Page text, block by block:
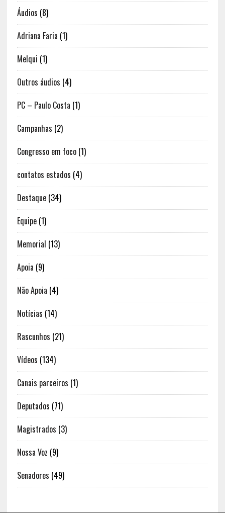
Áudios (8)
Adriana Faria (1)
Melqui (1)
Outros áudios (4)
PC – Paulo Costa (1)
Campanhas (2)
Congresso em foco(1)
contatos estados (4)
Destaque(34)
Equipe(1)
Memorial (13)
Apoia (9)
Não Apoia (4)
Notícias (14)
Rascunhos (21)
Vídeos (134)
Canais parceiros (1)
Deputados (71)
Magistrados (3)
Nossa Voz (9)
Senadores (49)